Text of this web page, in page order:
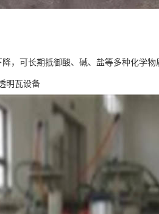
，可长期抵御酸、碱、盐等多种化学
明瓦设备